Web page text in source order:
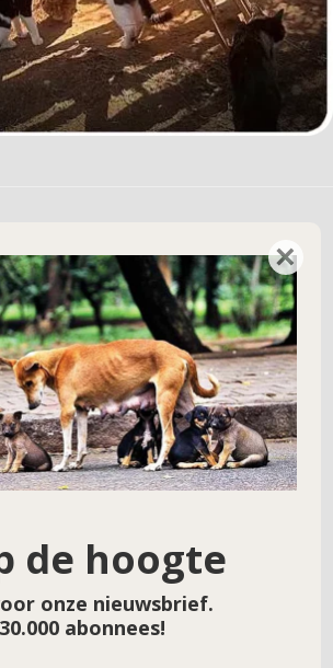
gepubliceerd. Vereiste velden zijn gemarkeerd met*
×
de hoogte
onze nieuwsbrief.
abonnees!